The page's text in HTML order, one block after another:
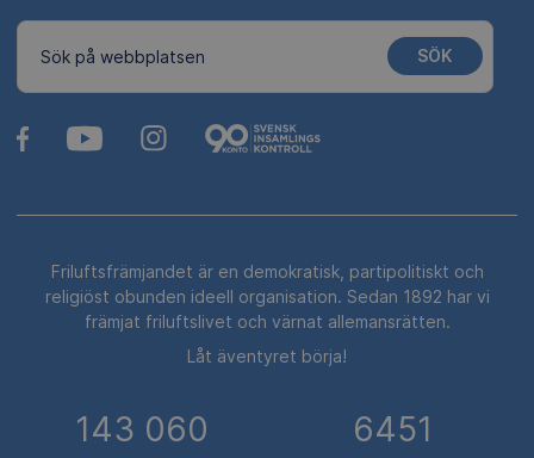
Sök på webbplatsen SÖK
Friluftsfrämjandet är en demokratisk, partipolitiskt och
religiöst obunden ideell organisation. Sedan 1892 har vi
främjat friluftslivet och värnat allemansrätten.
Låt äventyret börja!
143 060 6451